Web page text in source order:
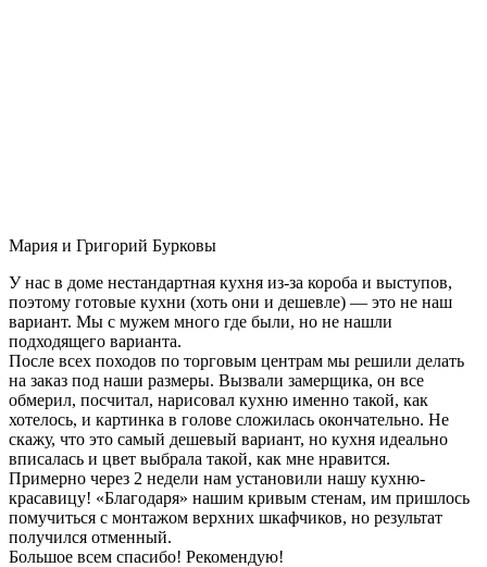
Мария и Григорий Бурковы
У нас в доме нестандартная кухня из-за короба и выступов,
поэтому готовые кухни (хоть они и дешевле) — это не наш
вариант. Мы с мужем много где были, но не нашли
подходящего варианта.
После всех походов по торговым центрам мы решили делать
на заказ под наши размеры. Вызвали замерщика, он все
обмерил, посчитал, нарисовал кухню именно такой, как
хотелось, и картинка в голове сложилась окончательно. Не
скажу, что это самый дешевый вариант, но кухня идеально
вписалась и цвет выбрала такой, как мне нравится.
Примерно через 2 недели нам установили нашу кухню-
красавицу! «Благодаря» нашим кривым стенам, им пришлось
помучиться с монтажом верхних шкафчиков, но результат
получился отменный.
Большое всем спасибо! Рекомендую!